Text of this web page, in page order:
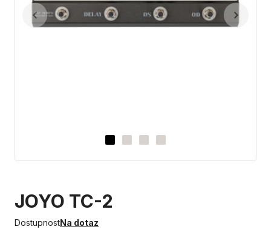
JOYO TC-2
DostupnostNa dotaz